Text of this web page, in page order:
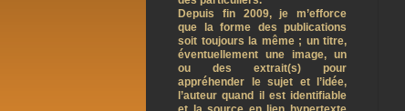
Depuis fin 2009, je m’efforce
que la forme des publications
soit toujours la même ; un titre,
éventuellement une image, un
ou des extrait(s) pour
appréhender le sujet et l’idée,
l’auteur quand il est identifiable